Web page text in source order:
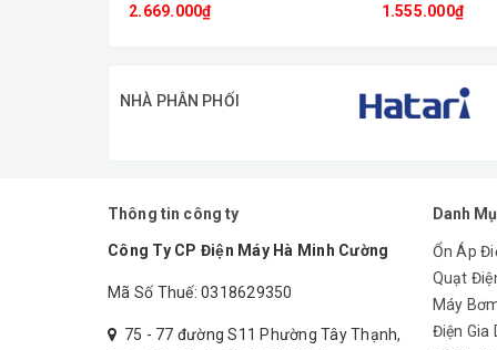
Đặc trưng máy khoan búa
Máy khoan búa 850W Bosch GBH 2-28 DFV 28mm
đập 3.2 J, có thể khoan lỗ sâu trên bê tông và các
êm, giảm cảm giác tê mỏi khi khoan lâu.
2.669.000₫ 1.555.000₫
NHÀ PHÂN PHỐI
Thông tin công ty
Công Ty CP Điện Máy Hà Minh Cường
Mã Số Thuế: 0318629350
75 - 77 đường S11 Phường Tây Thạnh,
Danh
Ổn Áp
Quạt
Máy
Điện Gia